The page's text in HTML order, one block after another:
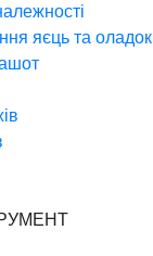
яєць та оладок